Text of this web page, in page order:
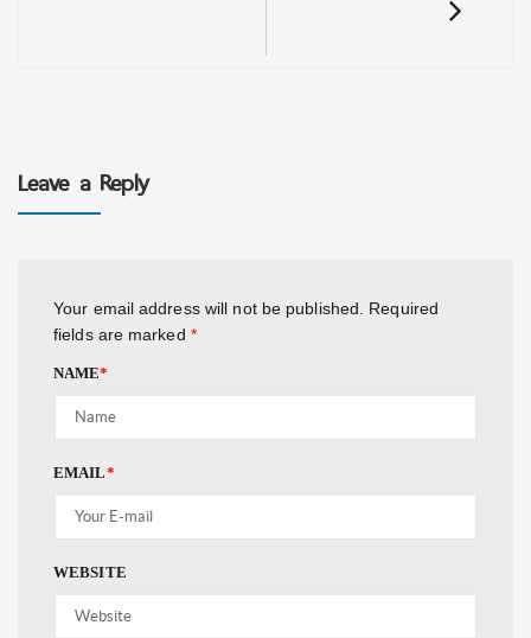
Leave a Reply
Your email address will not be published.
Required
fields are marked *
NAME*
EMAIL*
WEBSITE